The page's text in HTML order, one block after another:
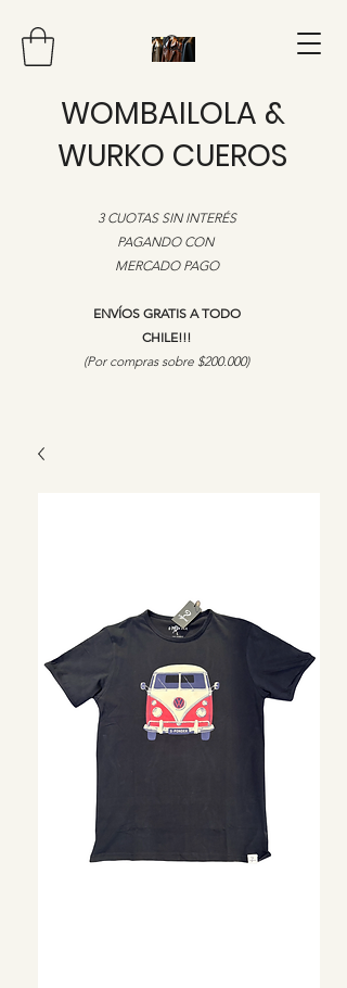
WOMBAILOLA &
WURKO CUEROS
3 CUOTAS SIN INTERÉS
PAGANDO CON
MERCADO PAGO
ENVÍOS GRATIS A TODO
CHILE!!!
​(Por compras sobre $200.000)